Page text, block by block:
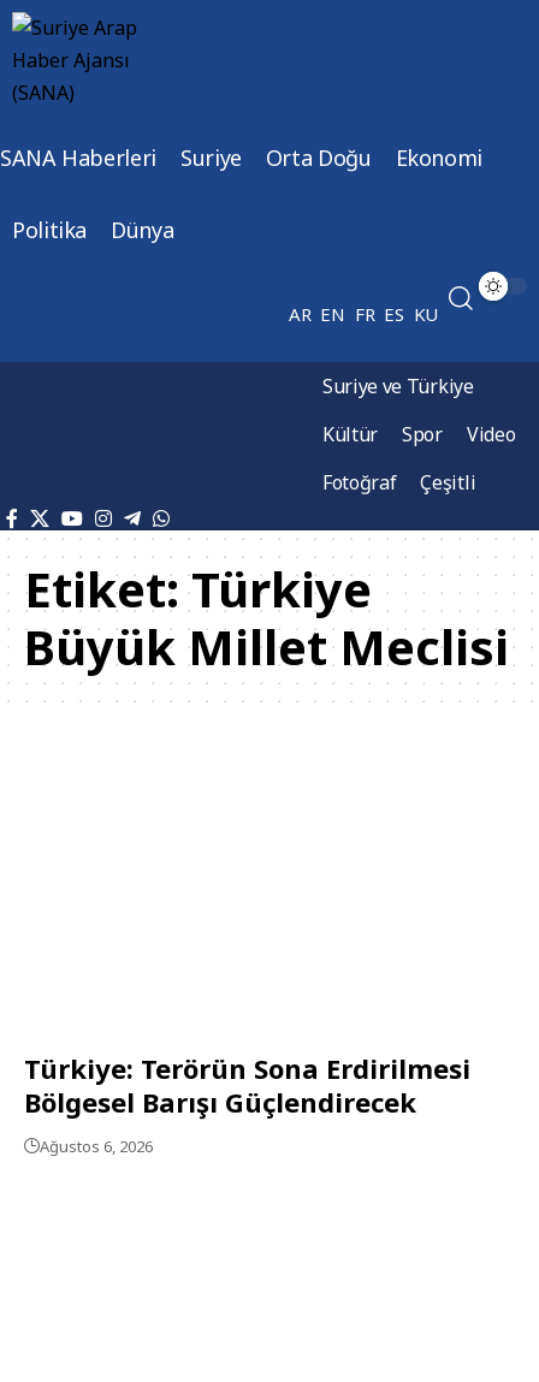
SANA Haberleri Suriye Orta Doğu Ekonomi
Politika Dünya
AR EN FR ES KU
Suriye ve Türkiye
Kültür
Spor
Video
Fotoğraf
Çeşitli
Etiket:Türkiye
Büyük Millet Meclisi
Türkiye: Terörün Sona Erdirilmesi
Bölgesel Barışı Güçlendirecek
Ağustos 6, 2026